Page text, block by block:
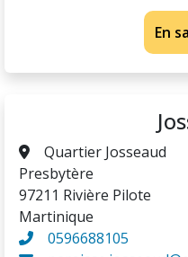
En
Quartier Josseaud
Presbytère
97211 Rivière Pilote
Martinique
0596688105